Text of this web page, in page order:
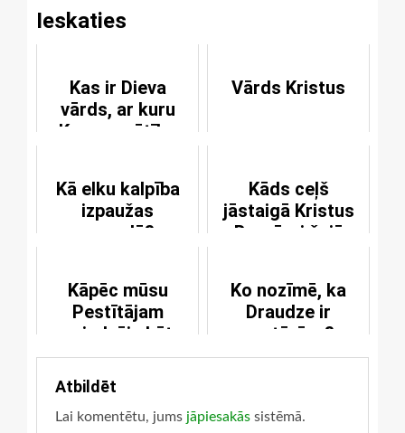
Ieskaties
Kas ir Dieva
vārds, ar kuru
Kunga svētība
katram kristietim
atsevišķi?
Vārds Kristus
Kā elku kalpība
izpaužas
pasaulē?
Kāds ceļš
jāstaigā Kristus
Baznīcai šajā
Kāpēc mūsu
Pestītājam
vajadzēja būt
patiesam
Dievam?
Ko nozīmē, ka
Draudze ir
pastāvīga?
Atbildēt
Lai komentētu, jums jāpiesakās sistēmā.